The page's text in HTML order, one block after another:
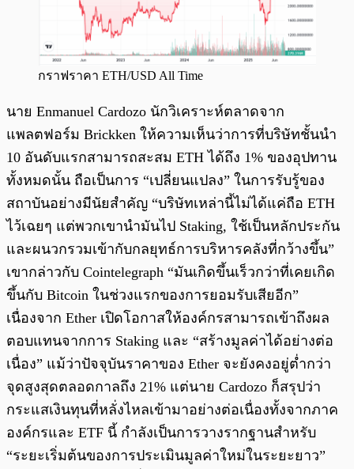
กราฟราคา ETH/USD All Time
นาย Enmanuel Cardozo นักวิเคราะห์ตลาดจาก
แพลตฟอร์ม Brickken ให้ความเห็นว่าการที่บริษัทชั้นนำ
10 อันดับแรกสามารถสะสม ETH ได้ถึง 1% ของอุปทาน
ทั้งหมดนั้น ถือเป็นการ “เปลี่ยนแปลง” ในการรับรู้ของ
สถาบันอย่างมีนัยสำคัญ “บริษัทเหล่านี้ไม่ได้แค่ถือ ETH
ไว้เฉยๆ แต่พวกเขานำมันไป Staking, ใช้เป็นหลักประกัน
และผนวกรวมเข้ากับกลยุทธ์การบริหารคลังที่กว้างขึ้น”
เขากล่าวกับ Cointelegraph “มันเกิดขึ้นเร็วกว่าที่เคยเกิด
ขึ้นกับ Bitcoin ในช่วงแรกของการยอมรับเสียอีก”
เนื่องจาก Ether เปิดโอกาสให้องค์กรสามารถเข้าถึงผล
ตอบแทนจากการ Staking และ “สร้างมูลค่าได้อย่างต่อ
เนื่อง” แม้ว่าปัจจุบันราคาของ Ether จะยังคงอยู่ต่ำกว่า
จุดสูงสุดตลอดกาลถึง 21% แต่นาย Cardozo ก็สรุปว่า
กระแสเงินทุนที่หลั่งไหลเข้ามาอย่างต่อเนื่องทั้งจากภาค
องค์กรและ ETF นี้ กำลังเป็นการวางรากฐานสำหรับ
“ระยะเริ่มต้นของการประเมินมูลค่าใหม่ในระยะยาว”